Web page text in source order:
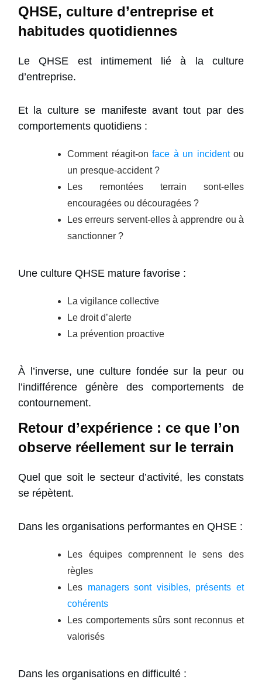
QHSE, culture d’entreprise et
habitudes quotidiennes
Le QHSE est intimement lié à la culture
d’entreprise.
Et la culture se manifeste avant tout par des
comportements quotidiens :
Comment réagit-on face à un incidentou
un presque-accident ?
Les remontées terrain sont-elles
encouragées ou découragées ?
Les erreurs servent-elles à apprendre ou à
sanctionner ?
Une culture QHSE mature favorise :
La vigilance collective
Le droit d’alerte
La prévention proactive
À l’inverse, une culture fondée sur la peur ou
l’indifférence génère des comportements de
contournement.
Retour d’expérience : ce que l’on
observe réellement sur le terrain
Quel que soit le secteur d’activité, les constats
se répètent.
Dans les organisations performantes en QHSE :
Les équipes comprennent le sens des
règles
Les managers sont visibles, présents et
cohérents
Les comportements sûrs sont reconnus et
valorisés
Dans les organisations en difficulté :